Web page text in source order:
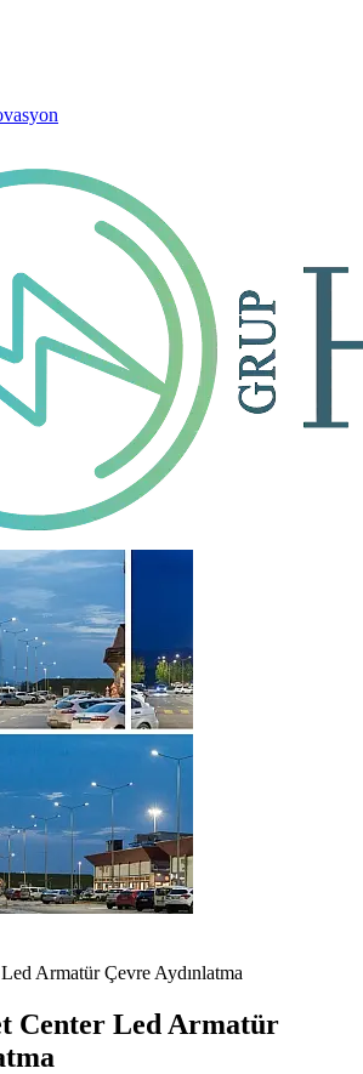
Armatür Çevre Aydınlatma
Center Led Armatür